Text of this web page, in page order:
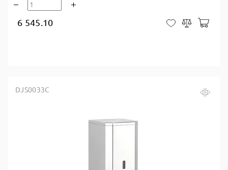
6 545.10 В закладки
Сравнить
DJS0033C